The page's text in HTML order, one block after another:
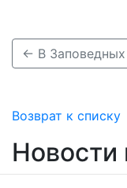
Возврат к списку
Новости